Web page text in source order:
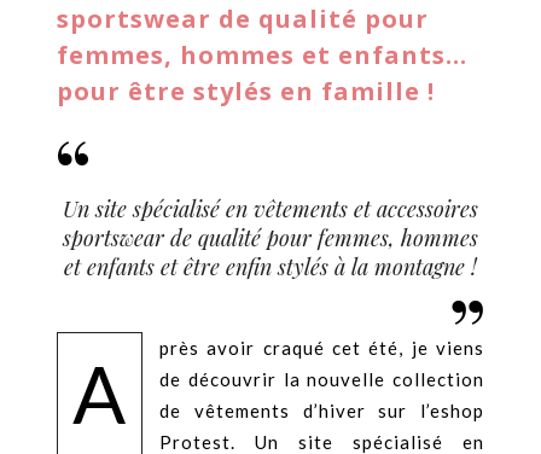
sportswear de qualité pour
femmes, hommes et enfants...
pour être stylés en famille !
Un site spécialisé en vêtements et accessoires
sportswear de qualité pour femmes, hommes
et enfants et être enfin stylés à la montagne !
A
près avoir craqué cet été, je viens
de découvrir la nouvelle collection
de vêtements d’hiver sur l’eshop
Protest. Un site spécialisé en